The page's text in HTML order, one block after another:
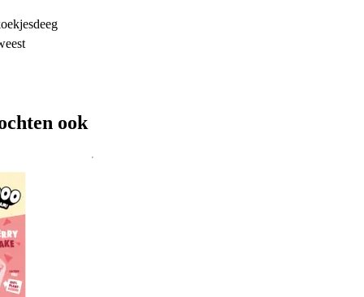
ook